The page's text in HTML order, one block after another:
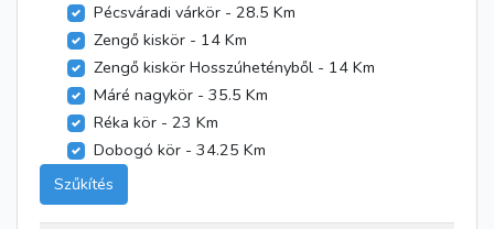
Pécsváradi várkör - 28.5 Km
Zengő kiskör - 14 Km
Zengő kiskör Hosszúhetényből - 14 Km
Máré nagykör - 35.5 Km
Réka kör - 23 Km
Dobogó kör - 34.25 Km
Szűkítés